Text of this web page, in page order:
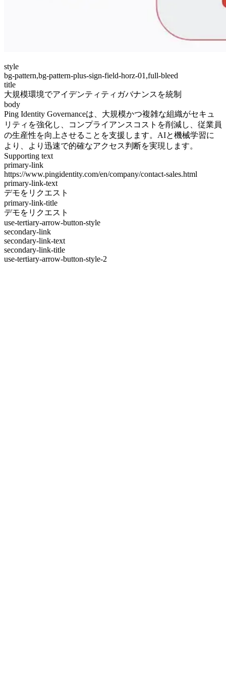
style
bg-pattern,bg-pattern-plus-sign-field-horz-01,full-bleed
title
大規模環境でアイデンティティガバナンスを統制
body
Ping Identity Governanceは、大規模かつ複雑な組織がセキュ
リティを強化し、コンプライアンスコストを削減し、従業員
の生産性を向上させることを支援します。AIと機械学習に
より、より迅速で的確なアクセス判断を実現します。
Supporting text
primary-link
https://www.pingidentity.com/en/company/contact-sales.html
primary-link-text
デモをリクエスト
primary-link-title
デモをリクエスト
use-tertiary-arrow-button-style
secondary-link
secondary-link-text
secondary-link-title
use-tertiary-arrow-button-style-2